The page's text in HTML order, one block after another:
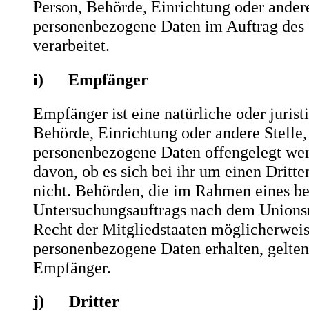
Person, Behörde, Einrichtung oder
personenbezogene Daten im Auftrag
verarbeitet.
i) Empfänger
Empfänger ist eine natürliche oder
Behörde, Einrichtung oder andere
personenbezogene Daten offengelegt
davon, ob es sich bei ihr um einen
nicht. Behörden, die im Rahmen eines
Untersuchungsauftrags nach dem
Recht der Mitgliedstaaten
personenbezogene Daten erhalten,
Empfänger.
j) Dritter